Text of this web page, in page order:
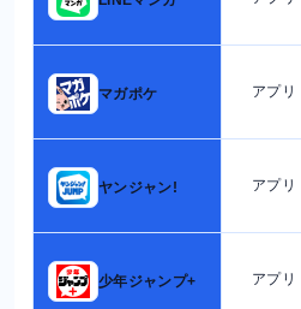
マガポケ アプリ
ヤンジャン! アプリ
少年ジャンプ+ アプリ